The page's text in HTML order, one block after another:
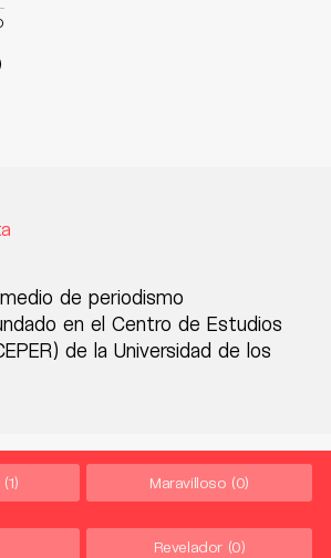
de periodismo
en el Centro de Estudios
de la Universidad de los
(1) Maravilloso (0)
Revelador (0)